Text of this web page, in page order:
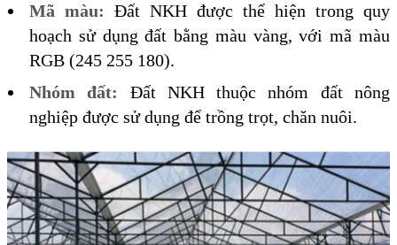
Mã màu: Đất NKH được thể hiện trong quy
hoạch sử dụng đất bằng màu vàng, với mã màu
RGB (245 255 180).
Nhóm đất:
Đất NKH thuộc nhóm đất nông
nghiệp được sử dụng để trồng trọt, chăn nuôi.